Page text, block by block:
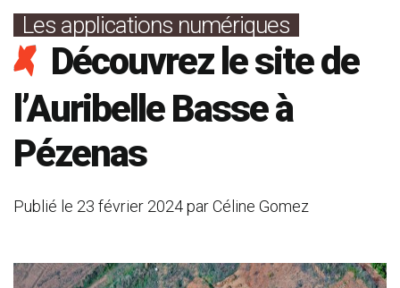
Les applications numériques
Découvrez le site de
l’Auribelle Basse à
Pézenas
Publié le 23 février 2024parCéline Gomez